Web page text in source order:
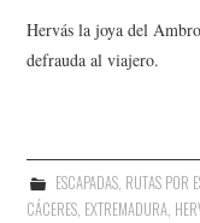
Hervás la joya del
defrauda al viajero.
ESCAPADAS, RUTAS POR
CÁCERES, EXTREMADURA,